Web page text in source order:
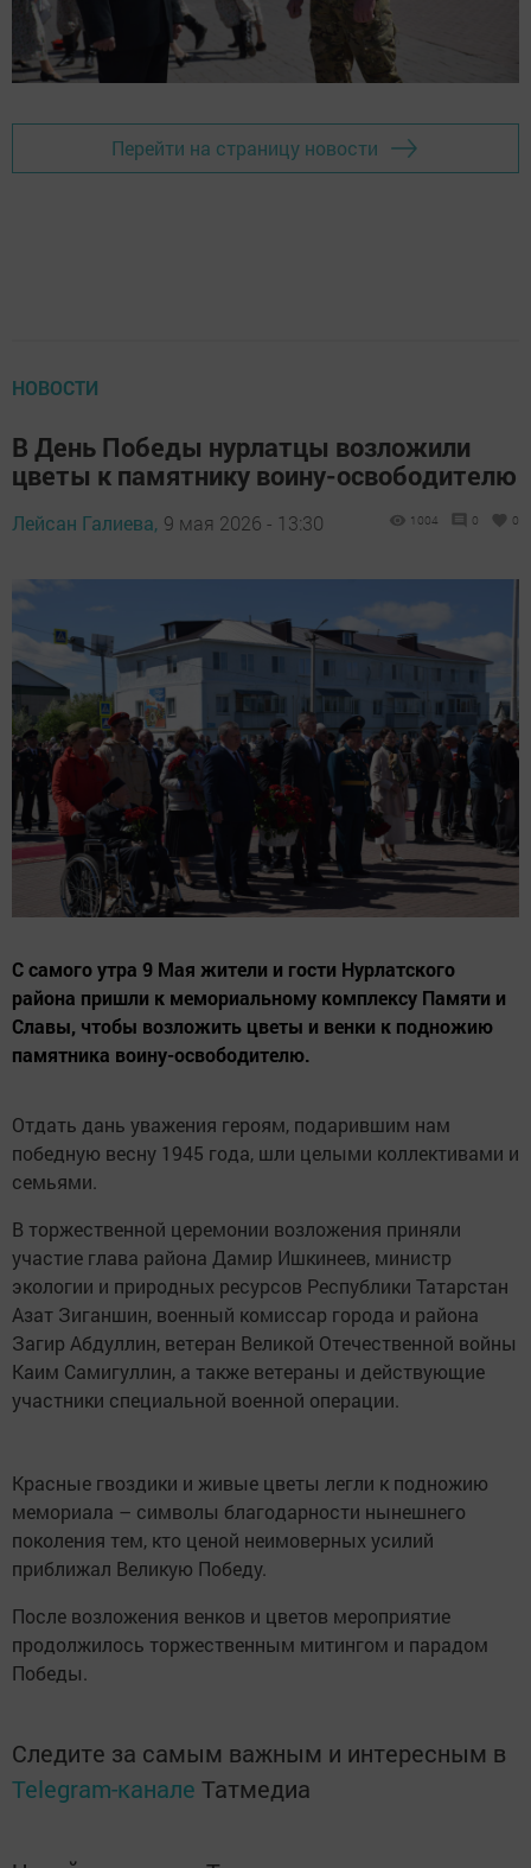
Перейти на страницу новости
НОВОСТИ
В День Победы нурлатцы возложили
цветы к памятнику воину-освободителю
Лейсан Галиева, 9 мая 2026 - 13:30 1004 0 0
С самого утра 9 Мая жители и гости Нурлатского
района пришли к мемориальному комплексу Памяти и
Славы, чтобы возложить цветы и венки к подножию
памятника воину-освободителю.
Отдать дань уважения героям, подарившим нам
победную весну 1945 года, шли целыми коллективами и
семьями.
В торжественной церемонии возложения приняли
участие глава района Дамир Ишкинеев, министр
экологии и природных ресурсов Республики Татарстан
Азат Зиганшин, военный комиссар города и района
Загир Абдуллин, ветеран Великой Отечественной войны
Каим Самигуллин, а также ветераны и действующие
участники специальной военной операции.
Красные гвоздики и живые цветы легли к подножию
мемориала – символы благодарности нынешнего
поколения тем, кто ценой неимоверных усилий
приближал Великую Победу.
После возложения венков и цветов мероприятие
продолжилось торжественным митингом и парадом
Победы.
Следите за самым важным и интересным в
Telegram-канале Татмедиа